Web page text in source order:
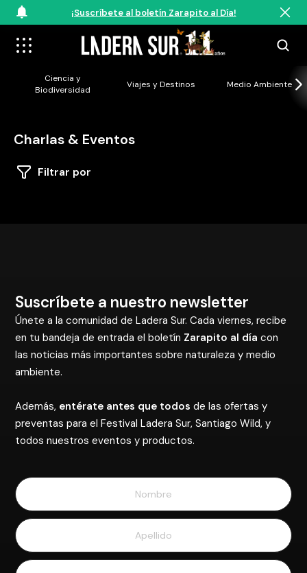
¡Suscríbete al boletín Zarapito al Día!
Ciencia y
Biodiversidad
Viajes y Destinos Medio Ambiente
Charlas & Eventos
Filtrar por
Suscríbete a nuestro newsletter
Únete a la comunidad de Ladera Sur. Cada viernes, recibe
en tu bandeja de entrada el boletín Zarapito al día con
las noticias más importantes sobre naturaleza y medio
ambiente.
Además, entérate antes que todos de las ofertas y
preventas para el Festival Ladera Sur, Santiago Wild, y
todos nuestros eventos y productos.